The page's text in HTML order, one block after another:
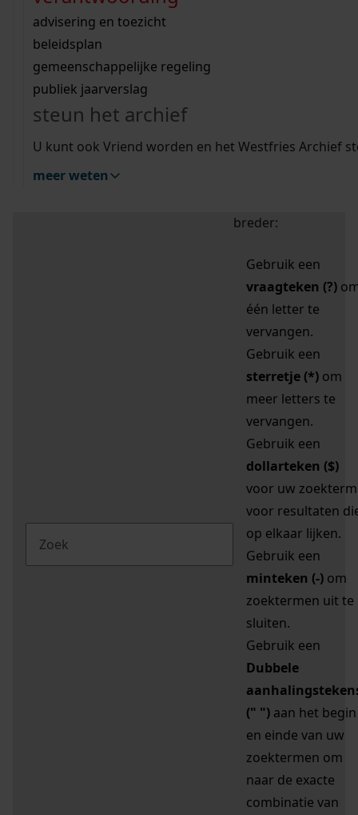
bouwvergunningen
omgevingsvergunningen
vergunningen
beeld en geluid
uitleg nodig?
Wij helpen u op weg met een aantal zoektips.
bekijk alle zoektips
Wij helpen u op weg met een aantal zoektips.
bekijk alle zoektips
bekijk ons geschiedenislokaal
advisering en toezicht
beleidsplan
gemeenschappelijke regeling
publiek jaarverslag
steun het archief
U kunt ook Vriend worden en het Westfries Archief
meer weten
zoektips
Mijn Studiezaal (inloggen)
uw zoekopdracht te
breder:
Gebruik een
vraagteken (?)
één letter te
vervangen.
Gebruik een
sterretje (*) om
meer letters te
vervangen.
Gebruik een
dollarteken ($)
voor uw zoekterm
voor resultaten
op elkaar lijken.
Gebruik een
minteken (-) om
zoektermen uit te
sluiten.
Gebruik een
Dubbele
(" ") aan het begin
en einde van uw
zoektermen om
naar de exacte
combinatie van